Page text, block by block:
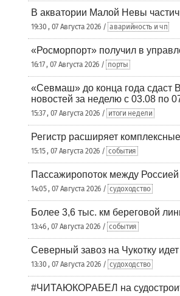
В акватории Малой Невы
19:30 , 07 Августа 2026 / аварийность и чп
«Росморпорт» получил в
16:17 , 07 Августа 2026 / порты
«Севмаш» до конца года
новостей за неделю с 03.08 по
15:37 , 07 Августа 2026 / итоги недели
Регистр расширяет
15:15 , 07 Августа 2026 / события
Пассажиропоток между
14:05 , 07 Августа 2026 / судоходство
Более 3,6 тыс. км береговой
13:46 , 07 Августа 2026 / события
Северный завоз на Чукотку
13:30 , 07 Августа 2026 / судоходство
#ЧИТАЮКОРАБЕЛ на